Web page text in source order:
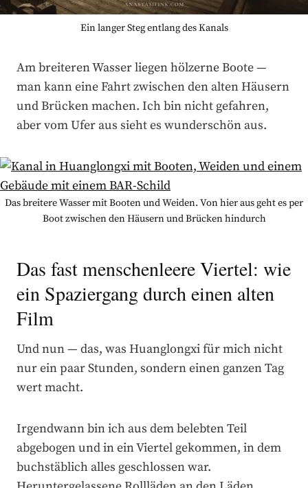
Ein langer Steg entlang des Kanals
Am breiteren Wasser liegen hölzerne Boote —
man kann eine Fahrt zwischen den alten Häusern
und Brücken machen. Ich bin nicht gefahren,
aber vom Ufer aus sieht es wunderschön aus.
Das breitere Wasser mit Booten und Weiden. Von hier aus geht es per
Boot zwischen den Häusern und Brücken hindurch
Das fast menschenleere Viertel: wie
ein Spaziergang durch einen alten
Film
Und nun — das, was Huanglongxi für mich nicht
nur ein paar Stunden, sondern einen ganzen Tag
wert macht.
Irgendwann bin ich aus dem belebten Teil
abgebogen und in ein Viertel gekommen, in dem
buchstäblich alles geschlossen war.